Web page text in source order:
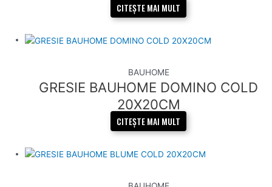
CITEȘTE MAI MULT
BAUHOME
GRESIE BAUHOME DOMINO COLD
20X20CM
CITEȘTE MAI MULT